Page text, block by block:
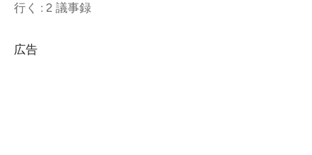
行く : 2 議事録
広告